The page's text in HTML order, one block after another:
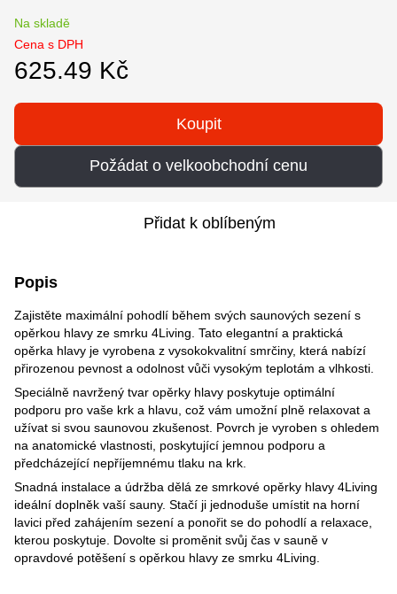
Na skladě
Cena s DPH
625.49 Kč
Koupit
Požádat o velkoobchodní cenu
Přidat k oblíbeným
Popis
Zajistěte maximální pohodlí během svých saunových sezení s
opěrkou hlavy ze smrku 4Living. Tato elegantní a praktická
opěrka hlavy je vyrobena z vysokokvalitní smrčiny, která nabízí
přirozenou pevnost a odolnost vůči vysokým teplotám a vlhkosti.
Speciálně navržený tvar opěrky hlavy poskytuje optimální
podporu pro vaše krk a hlavu, což vám umožní plně relaxovat a
užívat si svou saunovou zkušenost. Povrch je vyroben s ohledem
na anatomické vlastnosti, poskytující jemnou podporu a
předcházející nepříjemnému tlaku na krk.
Snadná instalace a údržba dělá ze smrkové opěrky hlavy 4Living
ideální doplněk vaší sauny. Stačí ji jednoduše umístit na horní
lavici před zahájením sezení a ponořit se do pohodlí a relaxace,
kterou poskytuje. Dovolte si proměnit svůj čas v sauně v
opravdové potěšení s opěrkou hlavy ze smrku 4Living.